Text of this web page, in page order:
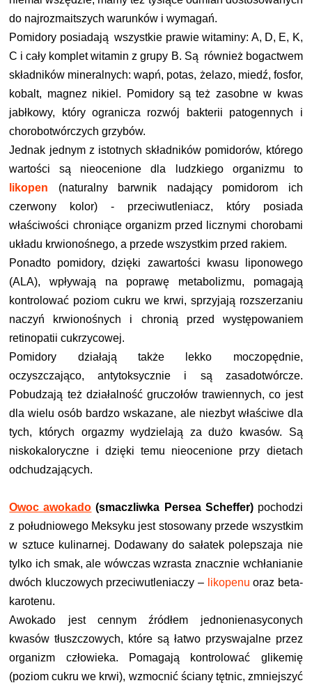
do najrozmaitszych warunków i wymagań.
Pomidory posiadają wszystkie prawie witaminy: A, D, E, K,
C i cały komplet witamin z grupy B. Są również bogactwem
składników mineralnych: wapń, potas, żelazo, miedź, fosfor,
kobalt, magnez nikiel. Pomidory są też zasobne w kwas
jabłkowy, który ogranicza rozwój bakterii patogennych i
chorobotwórczych grzybów.
Jednak jednym z istotnych składników pomidorów, którego
wartości są nieocenione dla ludzkiego organizmu to
likopen (naturalny barwnik nadający pomidorom ich
czerwony kolor)- przeciwutleniacz, który posiada
właściwości chroniące organizm przed licznymi chorobami
układu krwionośnego, a przede wszystkim przed rakiem.
Ponadto pomidory, dzięki zawartości kwasu liponowego
(ALA), wpływają na poprawę metabolizmu, pomagają
kontrolować poziom cukru we krwi, sprzyjają rozszerzaniu
naczyń krwionośnych i chronią przed występowaniem
retinopatii cukrzycowej.
Pomidory działają także lekko moczopędnie,
oczyszczająco, antytoksycznie i są zasadotwórcze.
Pobudzają też działalność gruczołów trawiennych, co jest
dla wielu osób bardzo wskazane, ale niezbyt właściwe dla
tych, których orgazmy wydzielają za dużo kwasów. Są
niskokaloryczne i dzięki temu nieocenione przy dietach
odchudzających.
Owoc awokado (smaczliwka Persea Scheffer) pochodzi
z południowego Meksyku jest stosowany przede wszystkim
w sztuce kulinarnej. Dodawany do sałatek polepszaja nie
tylko ich smak, ale wówczas wzrasta znacznie wchłanianie
dwóch kluczowych przeciwutleniaczy – likopenu oraz beta-
karotenu.
Awokado jest cennym źródłem jednonienasyconych
kwasów tłuszczowych, które są łatwo przyswajalne przez
organizm człowieka. Pomagają
kontrolować glikemię
(poziom cukru we krwi), wzmocnić ściany tętnic, zmniejszyć